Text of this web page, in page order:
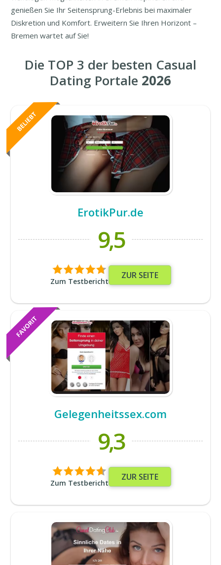
genießen Sie Ihr Seitensprung-Erlebnis bei maximaler
Diskretion und Komfort. Erweitern Sie Ihren Horizont –
Bremen wartet auf Sie!
Die TOP 3 der besten Casual
Dating Portale 2026
ErotikPur.de
9,5
Zum Testbericht
ZUR SEITE
Gelegenheitssex.com
9,3
Zum Testbericht
ZUR SEITE